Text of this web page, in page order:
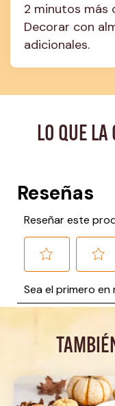
2 minutos más
Decorar con
adicionales.
LO QUE LA